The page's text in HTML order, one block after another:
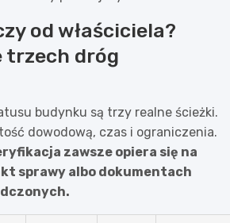
od właściciela?
trzech dróg
budynku są trzy realne ścieżki.
dowodową, czas i ograniczenia.
zawsze opiera się na
sprawy albo dokumentach